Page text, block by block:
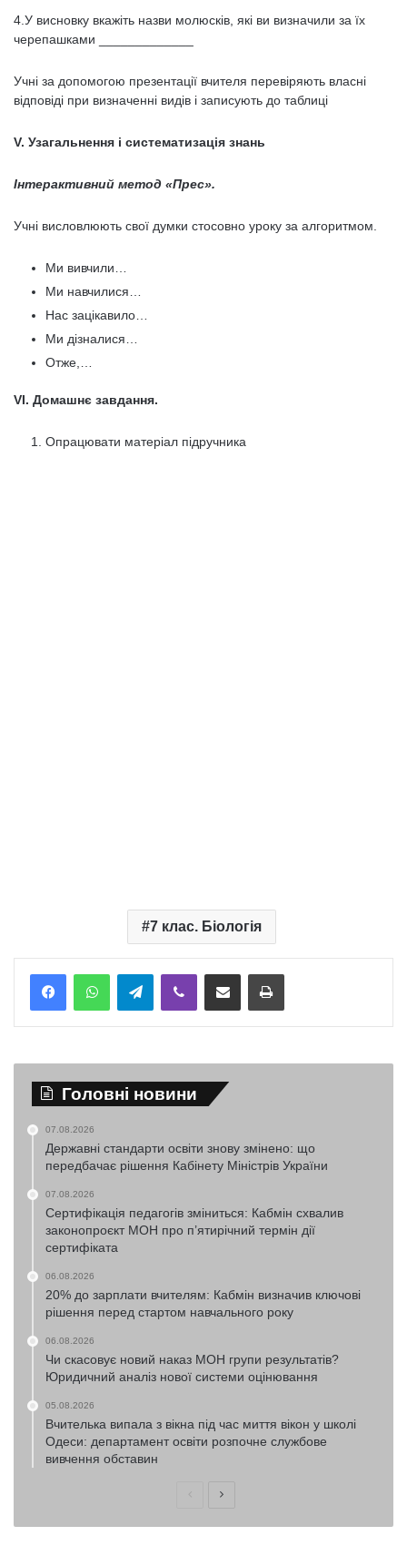
4.У висновку вкажіть назви молюсків, які ви визначили за їх
черепашками _____________
Учні за допомогою презентації вчителя перевіряють власні
відповіді при визначенні видів і записують до таблиці
V. Узагальнення і систематизація знань
Інтерактивний метод «Прес».
Учні висловлюють свої думки стосовно уроку за алгоритмом.
Ми вивчили…
Ми навчилися…
Нас зацікавило…
Ми дізналися…
Отже,…
VІ. Домашнє завдання.
Опрацювати матеріал підручника
7 клас. Біологія
TelegramViber Надіслати електронною поштоюНадрукувати
Головні новини
07.08.2026
Державні стандарти освіти знову змінено: що
передбачає рішення Кабінету Міністрів України
07.08.2026
Сертифікація педагогів зміниться: Кабмін схвалив
законопроєкт МОН про п’ятирічний термін дії
сертифіката
06.08.2026
20% до зарплати вчителям: Кабмін визначив ключові
рішення перед стартом навчального року
06.08.2026
Чи скасовує новий наказ МОН групи результатів?
Юридичний аналіз нової системи оцінювання
05.08.2026
Вчителька випала з вікна під час миття вікон у школі
Одеси: департамент освіти розпочне службове
вивчення обставин
ПопередняНаступна